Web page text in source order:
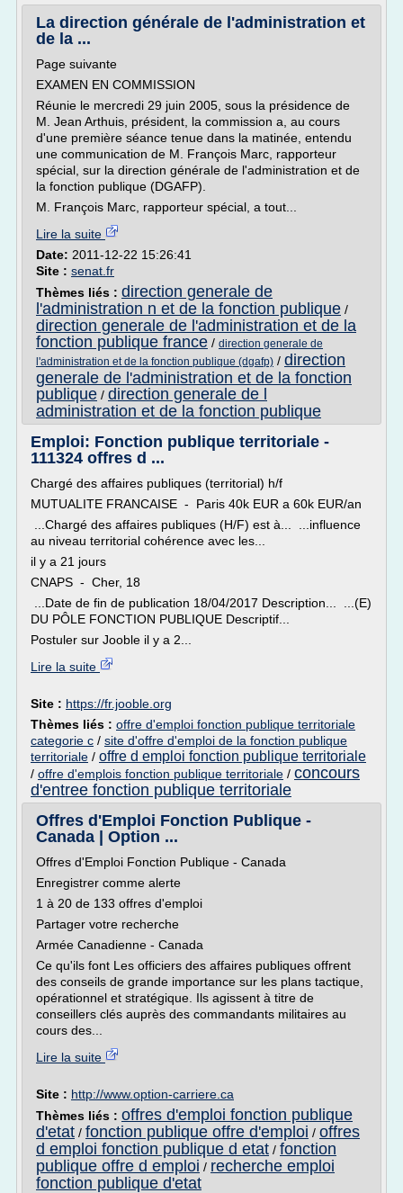
La direction générale de l'administration et
de la ...
Page suivante
EXAMEN EN COMMISSION
Réunie le mercredi 29 juin 2005, sous la présidence de
M. Jean Arthuis, président, la commission a, au cours
d'une première séance tenue dans la matinée, entendu
une communication de M. François Marc, rapporteur
spécial, sur la direction générale de l'administration et de
la fonction publique (DGAFP).
M. François Marc, rapporteur spécial, a tout...
Lire la suite
Date: 2011-12-22 15:26:41
Site : senat.fr
Thèmes liés : direction generale de
l'administration n et de la fonction publique /
direction generale de l'administration et de la
fonction publique france / direction generale de
l'administration et de la fonction publique (dgafp) / direction
generale de l'administration et de la fonction
publique / direction generale de l
administration et de la fonction publique
Emploi: Fonction publique territoriale -
111324 offres d ...
Chargé des affaires publiques (territorial) h/f
MUTUALITE FRANCAISE - Paris 40k EUR a 60k EUR/an
...Chargé des affaires publiques (H/F) est à... ...influence
au niveau territorial cohérence avec les...
il y a 21 jours
CNAPS - Cher, 18
...Date de fin de publication 18/04/2017 Description... ...(E)
DU PÔLE FONCTION PUBLIQUE Descriptif...
Postuler sur Jooble il y a 2...
Lire la suite
Site : https://fr.jooble.org
Thèmes liés : offre d'emploi fonction publique territoriale
categorie c / site d'offre d'emploi de la fonction publique
territoriale / offre d emploi fonction publique territoriale
/ offre d'emplois fonction publique territoriale / concours
d'entree fonction publique territoriale
Offres d'Emploi Fonction Publique -
Canada | Option ...
Offres d'Emploi Fonction Publique - Canada
Enregistrer comme alerte
1 à 20 de 133 offres d'emploi
Partager votre recherche
Armée Canadienne - Canada
Ce qu'ils font Les officiers des affaires publiques offrent
des conseils de grande importance sur les plans tactique,
opérationnel et stratégique. Ils agissent à titre de
conseillers clés auprès des commandants militaires au
cours des...
Lire la suite
Site : http://www.option-carriere.ca
Thèmes liés : offres d'emploi fonction publique
d'etat / fonction publique offre d'emploi / offres
d emploi fonction publique d etat / fonction
publique offre d emploi / recherche emploi
fonction publique d'etat